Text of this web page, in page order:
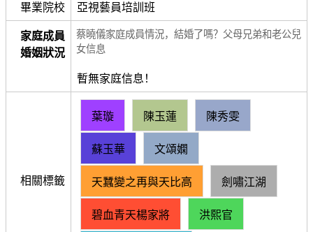
畢業院校 亞視藝員培訓班
家庭成員
婚姻狀況
蔡曉儀家庭成員情況，結婚了嗎？父母兄弟和老公兒
女信息
暫無家庭信息！
相關標籤
葉璇 陳玉蓮 陳秀雯
蘇玉華 文頌嫻
天蠶變之再與天比高 劍嘯江湖
碧血青天楊家將 洪熙官